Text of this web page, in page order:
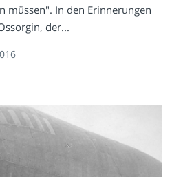
müssen". In den Erinnerungen
der...